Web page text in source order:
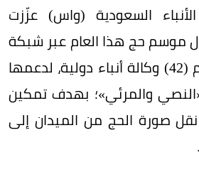
السعودية (واس) عزّزت
موسم حج هذا العام عبر شبكة
شراكات واسعة تضم (42) وكالة أنباء دولية، لدعمها
والمرئي»؛ بهدف تمكين
نقل صورة الحج من الميدان إلى